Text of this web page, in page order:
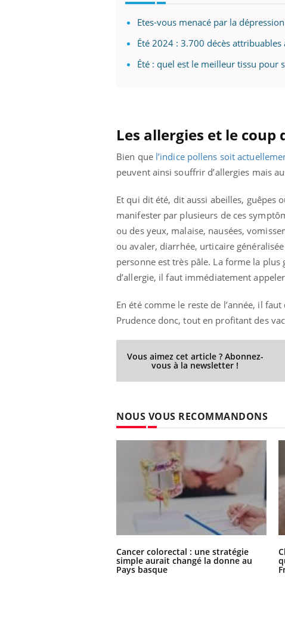
Etes-vous menacé par la
Été 2024 : 3.700 décès attribuables
Été : quel est le meilleur tissu pour
Les allergies et le coup
Bien que l’indice pollens soit
peuvent ainsi souffrir d’allergies mais
Et qui dit été, dit aussi abeilles, guêpes
manifester par plusieurs de ces
ou des yeux, malaise, nausées,
ou avaler, diarrhée, urticaire
personne est très pâle. La forme la
d’allergie, il faut immédiatement
En été comme le reste de l’année, il
Prudence donc, tout en profitant des
Vous aimez cet article ? Abonnez-
vous à la newsletter !
NOUS VOUS RECOMMANDONS
Cancer colorectal : une stratégie
simple aurait changé la donne au
Pays basque